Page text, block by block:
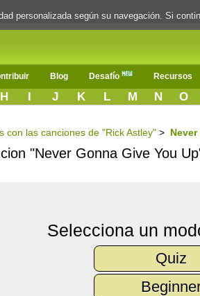
Blog Desafío Recursos
H I J K L M N O
con las canciones de "Rick Astley" >
"Never Gonna Give You
Selecciona un
Quiz
personalizada según su navegación. Si